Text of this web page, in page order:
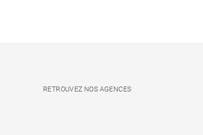
RETROUVEZ NOS AGENCES